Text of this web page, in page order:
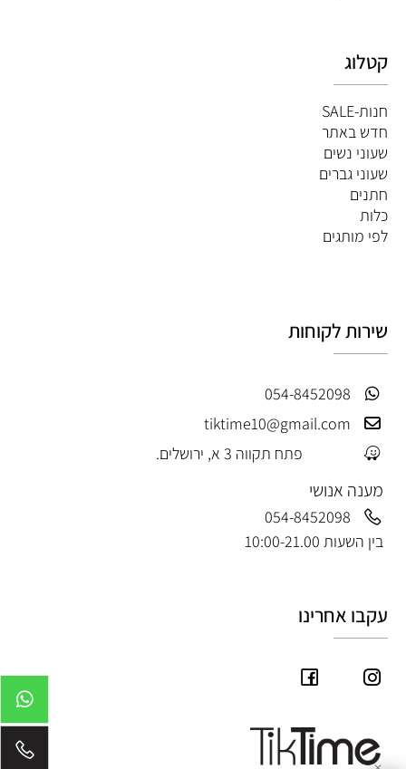
קטלוג
חנות-SALE
חדש באתר
שעוני נשים
שעוני גברים
חתנים
כלות
לפי מותגים
שירות לקוחות
054-8452098
tiktime10@gmail.com
פתח תקווה 3 א, ירושלים.
מענה אנושי
054-8452098
בין השעות 10:00-21.00
עקבו אחרינו